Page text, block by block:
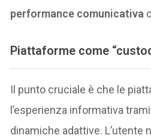
performance comunicativa
Piattaforme come
Il punto cruciale è che le
l’esperienza informativa
dinamiche adattive. L’utente